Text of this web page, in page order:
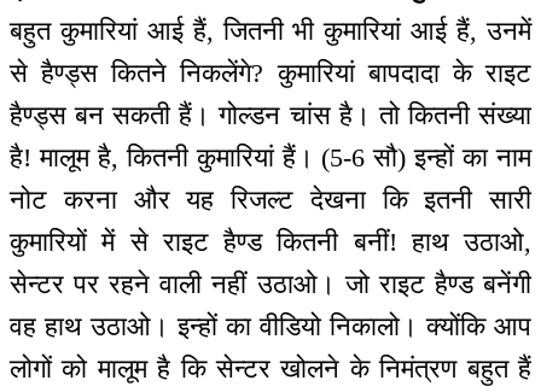
बहुत कुमारियां आई हैं, जितनी भी कुमारियां आई हैं, उनमें
से हैण्ड्स कितने निकलेंगे? कुमारियां बापदादा के राइट
हैण्ड्स बन सकती हैं। गोल्डन चांस है। तो कितनी संख्या
है! मालूम है, कितनी कुमारियां हैं। (5-6 सौ) इन्हों का नाम
नोट करना और यह रिजल्ट देखना कि इतनी सारी
कुमारियों में से राइट हैण्ड कितनी बनीं! हाथ उठाओ,
सेन्टर पर रहने वाली नहीं उठाओ। जो राइट हैण्ड बनेंगी
वह हाथ उठाओ। इन्हों का वीडियो निकालो। क्योंकि आप
लोगों को मालूम है कि सेन्टर खोलने के निमंत्रण बहुत हैं